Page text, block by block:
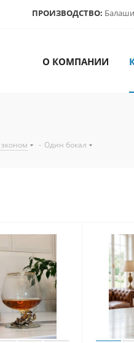
ПРОИЗВОДСТВО:
О КОМПАНИИ
- Один бокал